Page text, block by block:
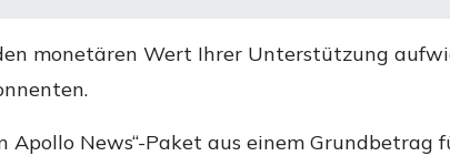
monetären Wert Ihrer Unterstützung
Apollo News“-Paket aus einem